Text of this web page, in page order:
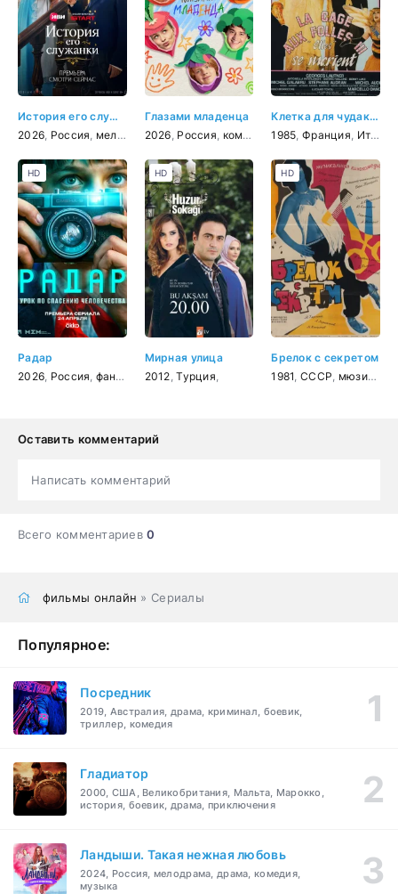
История его служанки
2026 Россия мелодрама
Глазами младенца
2026 Россия комедия
Клетка для чудаков 3
1985 Франция Италия
Радар
2026 Россия фантастика , приключения триллер
HD
Мирная улица
2012 ,Турция
HD
Брелок с секретом
1981 СССР мюзикл
HD
Оставить комментарий
Написать комментарий
Всего комментариев0
фильмы онлайн » Сериалы
Популярное:
Посредник
2019, Австралия, драма, криминал, боевик,
триллер, комедия
Гладиатор
2000, США, Великобритания, Мальта, Марокко,
история, боевик, драма, приключения
Ландыши. Такая нежная любовь
2024, Россия, мелодрама, драма, комедия,
музыка